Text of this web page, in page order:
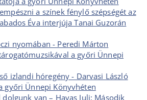
a színek fénylő szépségét az
Éva interjúja Tanai Guzorán
nyomában - Peredi Márton
a győri Ünnepi
izlandi hóregény - Darvasi László
győri Ünnepi Könyvhéten
van – Havas Juli: Második